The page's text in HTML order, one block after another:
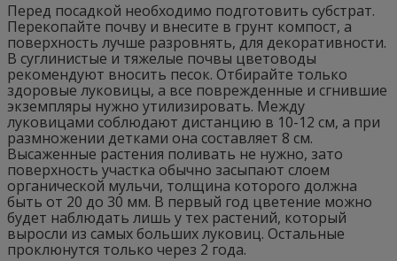
Перед посадкой необходимо подготовить субстрат.
Перекопайте почву и внесите в грунт компост, а
поверхность лучше разровнять, для декоративности.
В суглинистые и тяжелые почвы цветоводы
рекомендуют вносить песок. Отбирайте только
здоровые луковицы, а все поврежденные и сгнившие
экземпляры нужно утилизировать. Между
луковицами соблюдают дистанцию в 10-12 см, а при
размножении детками она составляет 8 см.
Высаженные растения поливать не нужно, зато
поверхность участка обычно засыпают слоем
органической мульчи, толщина которого должна
быть от 20 до 30 мм. В первый год цветение можно
будет наблюдать лишь у тех растений, который
выросли из самых больших луковиц. Остальные
проклюнутся только через 2 года.